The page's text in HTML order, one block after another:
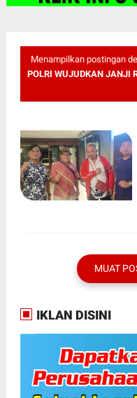
Menampilkan postingan
POLRI WUJUDKAN JANJI
MUAT
IKLAN DISINI